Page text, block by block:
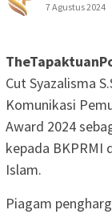
7 Agustus 2024
Cut Syazalisma
Komunikasi
Award 2024
kepada BKPRMI
Islam.
Piagam